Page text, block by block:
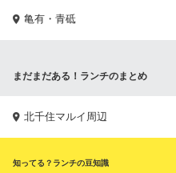
亀有・青砥
まだまだある！ランチのまとめ
北千住マルイ周辺
知ってる？ランチの豆知識